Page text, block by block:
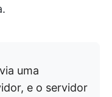
uma
e o servidor